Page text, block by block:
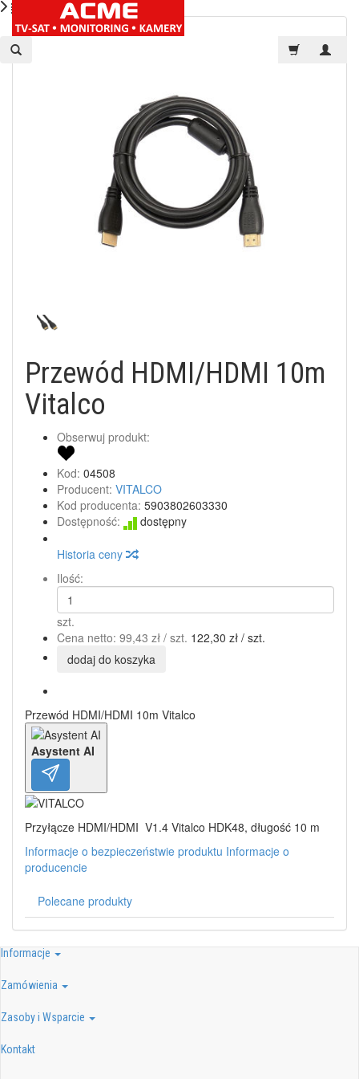
Przewód HDMI/HDMI 10m
Vitalco
Obserwuj produkt:
Kod: 04508
Producent: VITALCO
Kod producenta: 5903802603330
Dostępność:
dostępny
Historia ceny
Ilość:
szt.
Cena netto: 99,43 zł / szt. 122,30 zł / szt.
dodaj do koszyka
Przewód HDMI/HDMI 10m Vitalco
Asystent AI
Przyłącze HDMI/HDMI V1.4 Vitalco HDK48, długość 10 m
Informacje o bezpieczeństwie produktu Informacje o
producencie
Polecane produkty
Informacje
Zamówienia
Zasoby i Wsparcie
Kontakt